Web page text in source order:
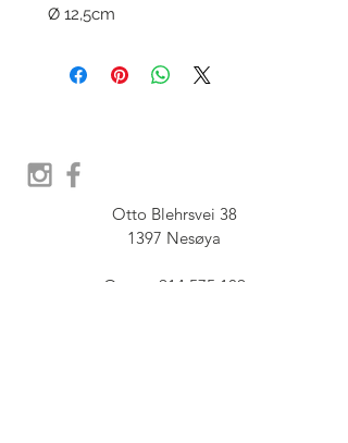
Ø 12,5cm
Otto Blehrsvei 38
1397 Nesøya
Orgnr.  914 575 109